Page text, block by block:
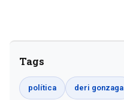
Tags
política deri gonzaga